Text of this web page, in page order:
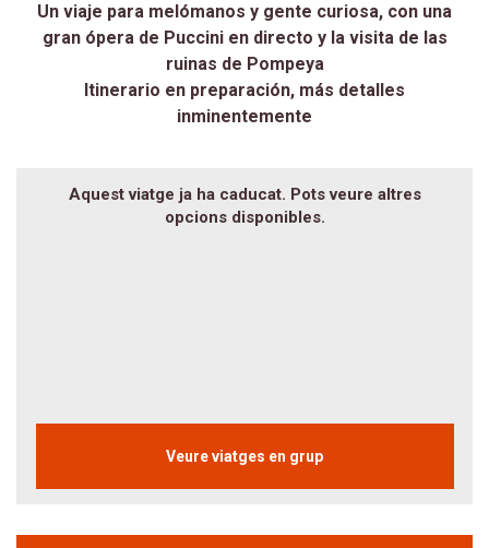
Un viaje para melómanos y gente curiosa, con una
gran ópera de Puccini en directo y la visita de las
ruinas de Pompeya
Itinerario en preparación, más detalles
inminentemente
Aquest viatge ja ha caducat. Pots veure altres
opcions disponibles.
Veure viatges en grup